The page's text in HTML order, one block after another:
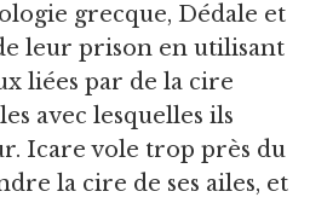
grecque, Dédale et
leur prison en utilisant
liées par de la cire
avec lesquelles ils
Icare vole trop près du
la cire de ses ailes, et